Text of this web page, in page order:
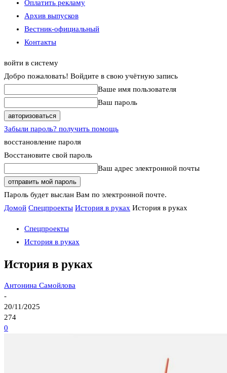
Оплатить рекламу
Архив выпусков
Вестник-официальный
Контакты
войти в систему
Добро пожаловать! Войдите в свою учётную запись
Ваше имя пользователя
Ваш пароль
Забыли пароль? получить помощь
восстановление пароля
Восстановите свой пароль
Ваш адрес электронной почты
Пароль будет выслан Вам по электронной почте.
Домой Спецпроекты История в руках История в руках
Спецпроекты
История в руках
История в руках
Антонина Самойлова
-
20/11/2025
274
0